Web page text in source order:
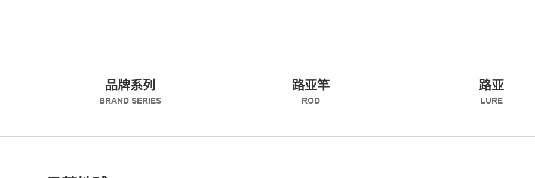
品牌系列
BRAND SERIES
路亚竿
ROD
路亚
LURE